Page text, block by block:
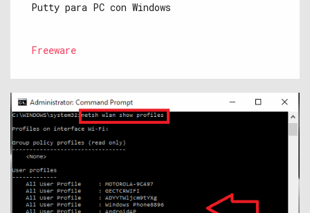
Putty para PC con Windows
Freeware